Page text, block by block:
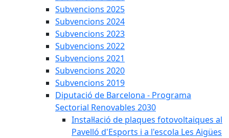
Subvencions 2025
Subvencions 2024
Subvencions 2023
Subvencions 2022
Subvencions 2021
Subvencions 2020
Subvencions 2019
Diputació de Barcelona - Programa
Sectorial Renovables 2030
Instal·lació de plaques fotovoltaiques al
Pavelló d'Esports i a l'escola Les Aigües